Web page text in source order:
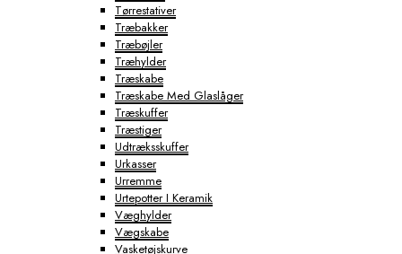
Tørrestativer
Træbakker
Træbøjler
Træhylder
Træskabe
Træskabe Med Glaslåger
Træskuffer
Træstiger
Udtræksskuffer
Urkasser
Urremme
Urtepotter I Keramik
Væghylder
Vægskabe
Vasketøjskurve